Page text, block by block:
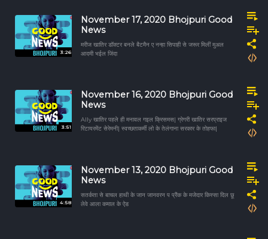
3:26
November 17, 2020 Bhojpuri Good
News
मरीज खातिर डॉक्टर बनले बैटमैन ए नन्हा सिपाही से जरूर मिलीं मुअल
आदमी भईल जिंदा
3:51
November 16, 2020 Bhojpuri Good
News
Ally खातिर पहले ही मनावल गइल क्रिसमस| ग्रेगरी खातिर सरप्राइज
रिटायरमेंट सेरेमनी| स्वच्छताकर्मी लो के तेलंगाना सरकार के तोहफा|
4:58
November 13, 2020 Bhojpuri Good
News
सतर्कता से बाचल हाथी के जान जानवरन प प्रैंक के मजेदार किस्सा दिल छू
लेवे आला कमाल के ऐड